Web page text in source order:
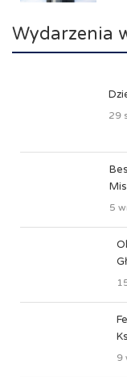
Wydarzenia
29
5
9